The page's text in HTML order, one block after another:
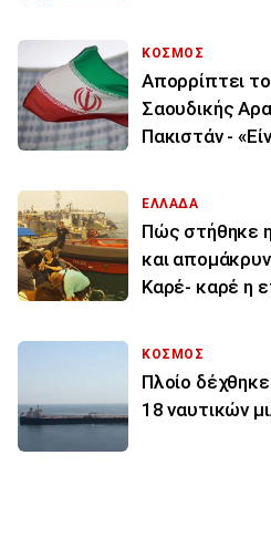
ΚΟΣΜΟΣ
Απορρίπτει
Σαουδικής
Πακιστάν -
ΕΛΛΑΔΑ
Πώς στήθηκε
και
Καρέ- καρέ η
ΚΟΣΜΟΣ
Πλοίο
18 ναυτικών